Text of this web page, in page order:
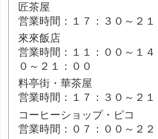
匠茶屋
営業時間：１７：３０～２１
來來飯店
営業時間：１１：００～１
０～２１：００
料亭街・華茶屋
営業時間：１７：３０～２１
コーヒーショップ・ピコ
営業時間：０７：００～２２